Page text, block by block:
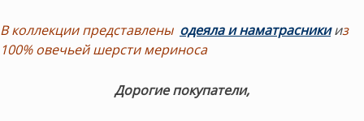
В коллекции представлены одеяла и наматрасники из
100% овечьей шерсти мериноса
Дорогие покупатели,